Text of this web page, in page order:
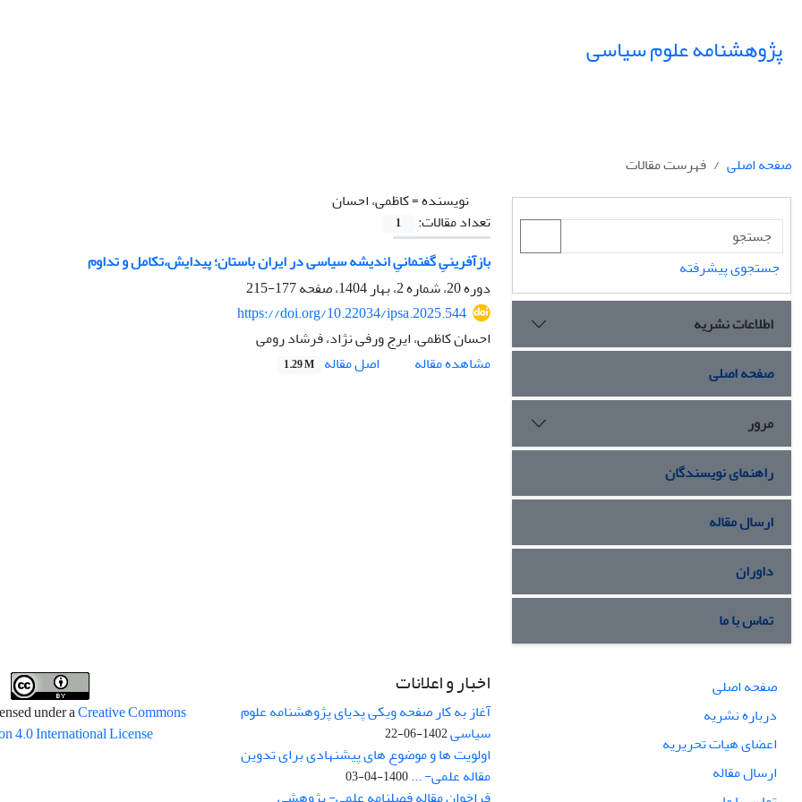
پژوهشنامه علوم سیاسی
صفحه اصلی
فهرست مقالات
نویسنده =کاظمی، احسان
تعداد مقالات:
1
بازآفرینیِ گفتمانیِ اندیشه سیاسی در ایران باستان؛ پیدایش،تکامل و تداوم
دوره 20، شماره 2، بهار 1404، صفحه
177-215
https://doi.org/10.22034/ipsa.2025.544
احسان کاظمی، ایرج ورفی نژاد، فرشاد رومی
مشاهده مقاله
اصل مقاله 1.29 M
جستجوی پیشرفته
اطلاعات نشریه
صفحه اصلی
مرور
راهنمای نویسندگان
ارسال مقاله
داوران
تماس با ما
صفحه اصلی
درباره نشریه
اعضای هیات تحریریه
ارسال مقاله
اخبار و اعلانات
آغاز به کار صفحه ویکی پدیای پژوهشنامه علوم
سیاسی1402-06-22
اولویت ها و موضوع های پیشنهادی برای تدوین
مقاله علمی- ...1400-04-03
under aCreative Commons
4.0 International License